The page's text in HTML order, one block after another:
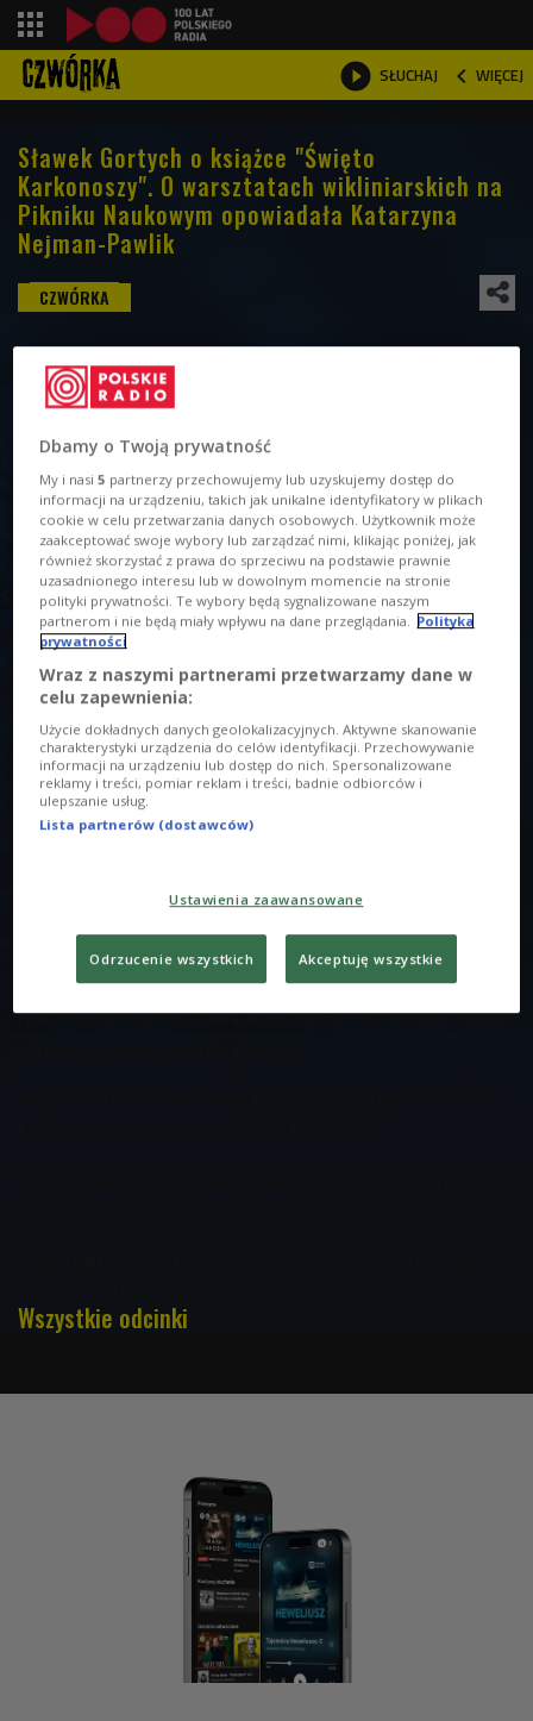
 SŁUCHAJ  WIĘCEJ

Sławek Gortych o książce "Święto
Karkonoszy". O warsztatach wikliniarskich na
Pikniku Naukowym opowiadała Katarzyna
Nejman-Pawlik
O AUDYCJI
00:00 00:00
W POPRZEDNICH ODCINKACH
własnej tożsamości. Alicja Michalska o twórczości,
wystawie i dziedzictwie Davida Hockneya
FOLTA Collection - nowe miejsce dla sztuki współczesnej. O
tym Joanna Kawecka. Ania Augustynowicz o kolażu, sztuce
Wszystkie odcinki
Dbamy o Twoją prywatność
My i nasi5 partnerzy przechowujemy lub uzyskujemy dostęp do
informacji na urządzeniu, takich jak unikalne identyfikatory w plikach
cookie w celu przetwarzania danych osobowych. Użytkownik może
zaakceptować swoje wybory lub zarządzać nimi, klikając poniżej, jak
również skorzystać z prawa do sprzeciwu na podstawie prawnie
uzasadnionego interesu lub w dowolnym momencie na stronie
polityki prywatności. Te wybory będą sygnalizowane naszym
partnerom i nie będą miały wpływu na dane przeglądania.
Polityka
prywatności
Wraz z naszymi partnerami przetwarzamy dane w
celu zapewnienia:
Użycie dokładnych danych geolokalizacyjnych. Aktywne skanowanie
charakterystyki urządzenia do celów identyfikacji. Przechowywanie
informacji na urządzeniu lub dostęp do nich. Spersonalizowane
reklamy i treści, pomiar reklam i treści, badnie odbiorców i
ulepszanie usług.
Lista partnerów (dostawców)
Ustawienia zaawansowane
Odrzucenie wszystkich Akceptuję wszystkie